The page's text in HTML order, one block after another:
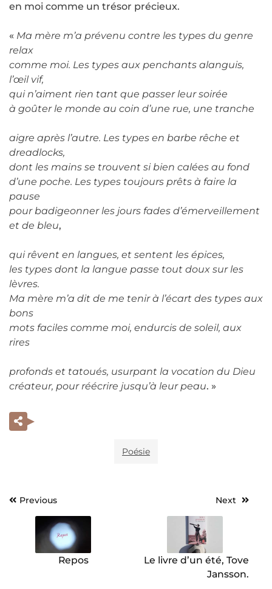
en moi comme un trésor précieux.
« Ma mère m’a prévenu contre les types du genre
relax
comme moi. Les types aux penchants alanguis,
l’œil vif,
qui n’aiment rien tant que passer leur soirée
à goûter le monde au coin d’une rue, une tranche
aigre après l’autre. Les types en barbe rêche et
dreadlocks,
dont les mains se trouvent si bien calées au fond
d’une poche. Les types toujours prêts à faire la
pause
pour badigeonner les jours fades d’émerveillement
et de bleu,
qui rêvent en langues, et sentent les épices,
les types dont la langue passe tout doux sur les
lèvres.
Ma mère m’a dit de me tenir à l’écart des types aux
bons
mots faciles comme moi, endurcis de soleil, aux
rires
profonds et tatoués, usurpant la vocation du Dieu
créateur, pour réécrire jusqu’à leur peau. »
Poésie
Navigation
l’article
Previous
Repos
Next
Le livre d’un été, Tove
Jansson.